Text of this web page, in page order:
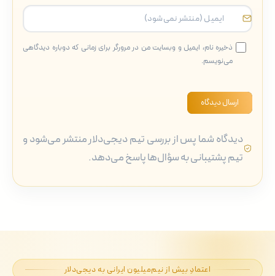
ذخیره نام، ایمیل و وبسایت من در مرورگر برای زمانی که دوباره دیدگاهی
می‌نویسم.
ارسال دیدگاه
دیدگاه شما پس از بررسی تیم دیجی‌دلار منتشر می‌شود و
تیم پشتیبانی به سؤال‌ها پاسخ می‌دهد.
اعتمادِ بیش از نیم‌میلیون ایرانی به دیجی‌دلار